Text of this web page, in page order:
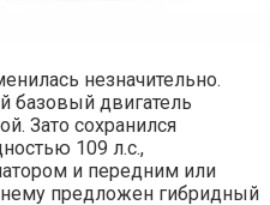
незначительно.
базовый двигатель
Зато сохранился
109 л.с.,
и передним или
предложен гибридный